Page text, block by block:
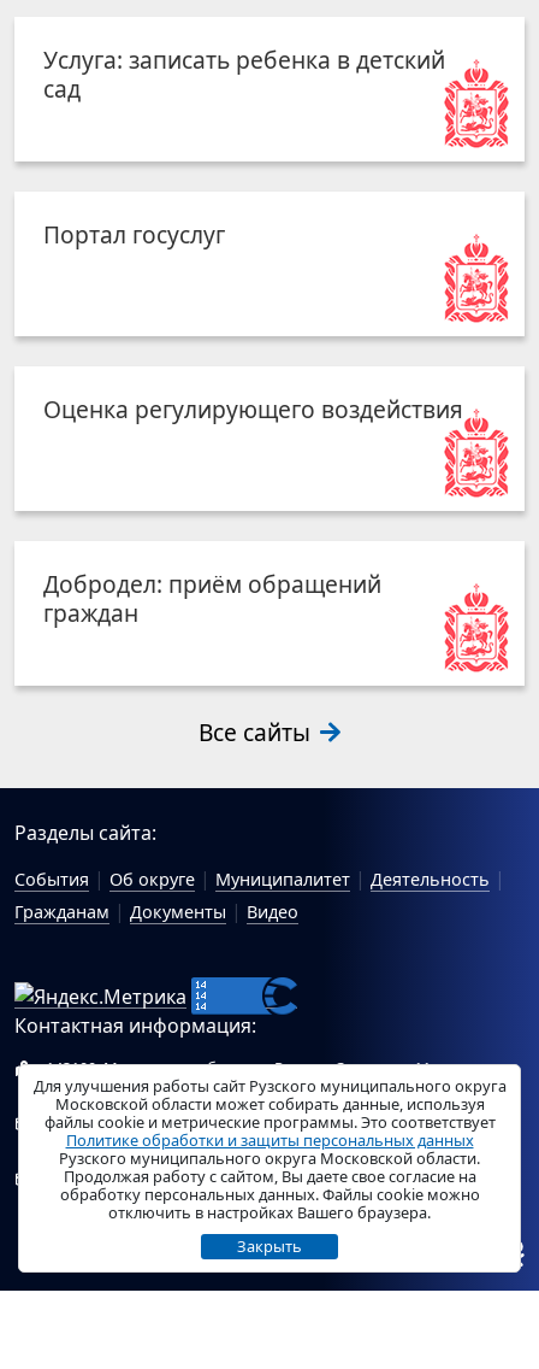
Услуга: записать ребенка в детский
сад
Портал госуслуг
Оценка регулирующего воздействия
Добродел: приём обращений
граждан
Все сайты
Разделы сайта:
События Об округе Муниципалитет
Деятельность
Гражданам
Документы Видео
Контактная информация:
143100, Московская область, г.Руза, ул.Солнцева, 11
Схема проезда
Общий отдел Администрации Рузского муниципального
округа:ruza_region_ruza@mosreg.ru.
Отдел по работе с обращениями граждан Администрации
Рузского муниципального округа:ruza_og_argo@mosreg.ru
Для улучшения работы сайт Рузского муниципального округа
Московской области может собирать данные, используя
файлы cookie и метрические программы. Это соответствует
Политике обработки и защиты персональных данных
Рузского муниципального округа Московской области.
Продолжая работу с сайтом, Вы даете свое согласие на
обработку персональных данных. Файлы cookie можно
отключить в настройках Вашего браузера.
Закрыть